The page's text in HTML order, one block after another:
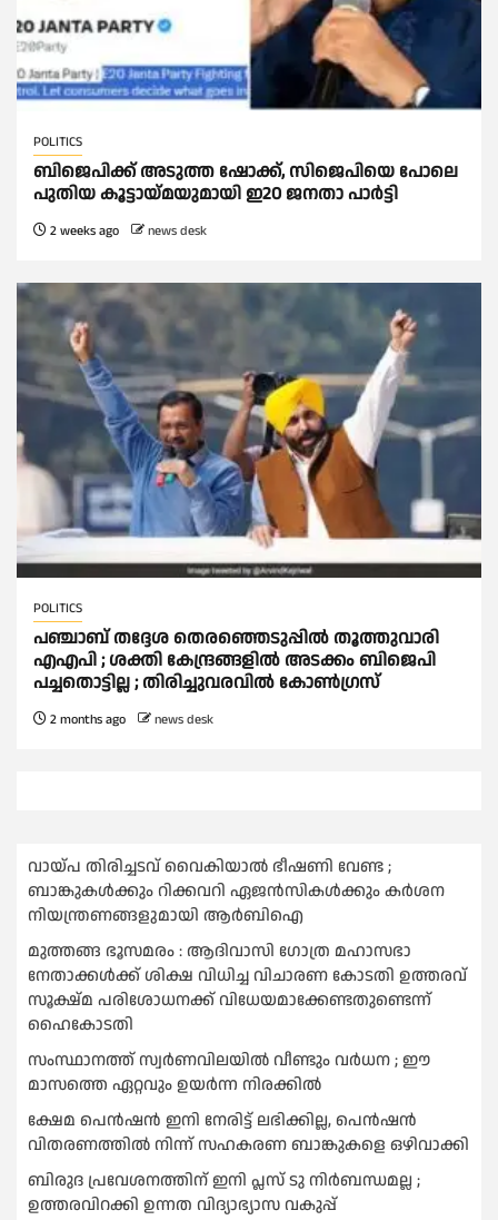
POLITICS
ബിജെപിക്ക് അടുത്ത ഷോക്ക്, സിജെപിയെ പോലെ
പുതിയ കൂട്ടായ്മയുമായി ഇ20 ജനതാ പാര്‍ട്ടി
2 weeks ago news desk
POLITICS
പഞ്ചാബ് തദ്ദേശ തെരഞ്ഞെടുപ്പില്‍ തൂത്തുവാരി
എഎപി ; ശക്തി കേന്ദ്രങ്ങളില്‍ അടക്കം ബിജെപി
പച്ചതൊട്ടില്ല ; തിരിച്ചുവരവില്‍ കോണ്‍ഗ്രസ്‌
2 months ago news desk
വായ്പ തിരിച്ചടവ് വൈകിയാല്‍ ഭീഷണി വേണ്ട ;
ബാങ്കുകള്‍ക്കും റിക്കവറി ഏജൻസികള്‍ക്കും കര്‍ശന
നിയന്ത്രണങ്ങളുമായി ആര്‍ബിഐ
മുത്തങ്ങ ഭൂസമരം : ആദിവാസി ഗോത്ര മഹാസഭാ
നേതാക്കള്‍ക്ക് ശിക്ഷ വിധിച്ച വിചാരണ കോടതി ഉത്തരവ്
സൂക്ഷ്മ പരിശോധനക്ക് വിധേയമാക്കേണ്ടതുണ്ടെന്ന്
ഹൈകോടതി
സംസ്ഥാനത്ത് സ്വര്‍ണവിലയില്‍ വീണ്ടും വര്‍ധന ; ഈ
മാസത്തെ ഏറ്റവും ഉയര്‍ന്ന നിരക്കില്‍
ക്ഷേമ പെൻഷൻ ഇനി നേരിട്ട് ലഭിക്കില്ല, പെൻഷൻ
വിതരണത്തില്‍ നിന്ന് സഹകരണ ബാങ്കുകളെ ഒഴിവാക്കി
ബിരുദ പ്രവേശനത്തിന് ഇനി പ്ലസ് ടു നിര്‍ബന്ധമല്ല ;
ഉത്തരവിറക്കി ഉന്നത വിദ്യാഭ്യാസ വകുപ്പ്